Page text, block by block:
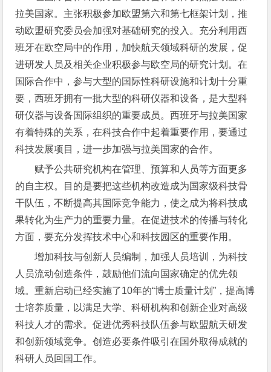
拉美国家。主张积极参加欧盟第六和第七框架计划，推
动欧盟研究委员会加强对基础研究的投入。充分利用西
班牙在欧空局中的作用，加快航天领域科研的发展，促
进研发人员及相关企业积极参与欧空局的研究计划。在
国际合作中，参与大型的国际性科研设施和计划十分重
要，西班牙拥有一批大型的科研仪器和设备，是大型科
研仪器与设备国际组织的重要成员。西班牙与拉美国家
有着特殊的关系，在科技合作中起着重要作用，要通过
科技发展项目，进一步加强与拉美国家的合作。
赋予公共研究机构在管理、预算和人员等方面更多
的自主权。目的是要把这些机构改造成为国家级科技骨
干队伍，不断提高其国际竞争能力，使之成为将科技成
果转化为生产力的重要力量。在促进技术的传播与转化
方面，要充分发挥技术中心和科技园区的重要作用。
增加科技与创新人员编制，加强人员培训，为科技
人员流动创造条件，鼓励他们流向国家确定的优先领
域。重新启动已经实施了10年的“博士质量计划”，提高博
士培养质量，以满足大学、科研机构和创新企业对高级
科技人才的需求。促进优秀科技队伍参与欧盟航天研发
和创新领域竞争。创造必要条件吸引在国外取得成就的
科研人员回国工作。